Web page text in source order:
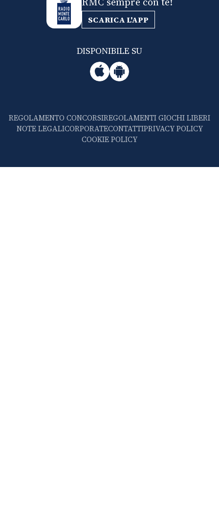
SCARICA L'APP
DISPONIBILE SU
REGOLAMENTO CONCORSIREGOLAMENTI GIOCHI LIBERI
NOTE LEGALICORPORATECONTATTIPRIVACY POLICY
COOKIE POLICY